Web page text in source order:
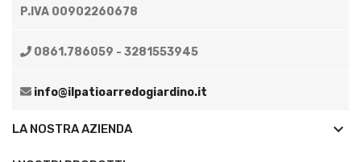
P.IVA 00902260678
0861.786059 - 3281553945
info@ilpatioarredogiardino.it
LA NOSTRA AZIENDA keyboard_arrow_down